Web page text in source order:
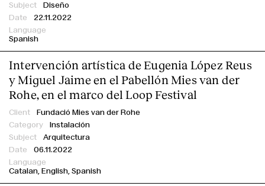
Diseño
22.11.2022
Spanish
Intervención artística de Eugenia López Reus
y Miguel Jaime en el Pabellón Mies van der
Rohe, en el marco del Loop Festival
Fundació Mies van der Rohe
Instalación
Arquitectura
06.11.2022
Catalan English Spanish